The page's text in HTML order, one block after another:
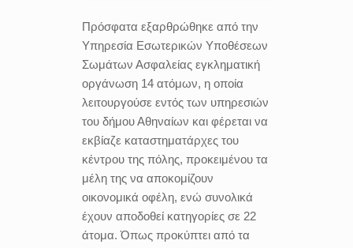
Πρόσφατα εξαρθρώθηκε από την
Υπηρεσία Εσωτερικών Υποθέσεων
Σωμάτων Ασφαλείας εγκληματική
οργάνωση 14 ατόμων, η οποία
λειτουργούσε εντός των υπηρεσιών
του δήμου Αθηναίων και φέρεται να
εκβίαζε καταστηματάρχες του
κέντρου της πόλης, προκειμένου τα
μέλη της να αποκομίζουν
οικονομικά οφέλη, ενώ συνολικά
έχουν αποδοθεί κατηγορίες σε 22
άτομα. Όπως προκύπτει από τα